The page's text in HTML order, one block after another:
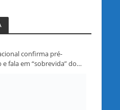
confirma pré-
fala em “sobrevida” do